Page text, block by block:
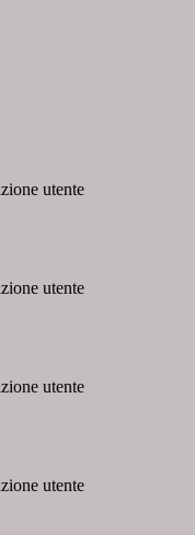
utente
utente
utente
utente